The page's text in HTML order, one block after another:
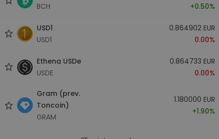
BCH
+0.50%
USD1
USD1
0.864902 EUR
0.00%
Ethena USDe
USDE
0.864733 EUR
0.00%
Gram (prev.
Toncoin)
GRAM
1.180000 EUR
+1.90%